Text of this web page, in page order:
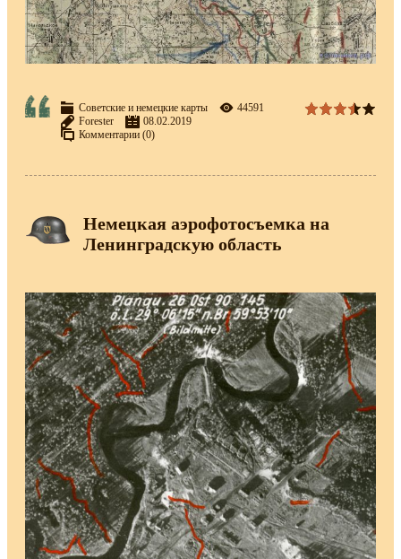
Советские и немецкие карты
44591
Forester
08.02.2019
Комментарии (0)
Немецкая аэрофотосъемка на
Ленинградскую область